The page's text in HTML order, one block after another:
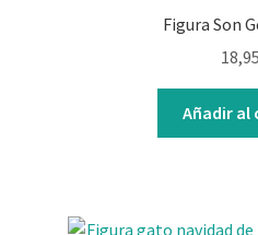
Figura Son
18,95
Añadir al